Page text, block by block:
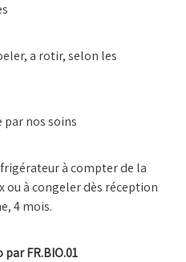
a rotir, selon les
par nos soins
à compter de la
ou à congeler dès réception
4 mois.
FR.BIO.01